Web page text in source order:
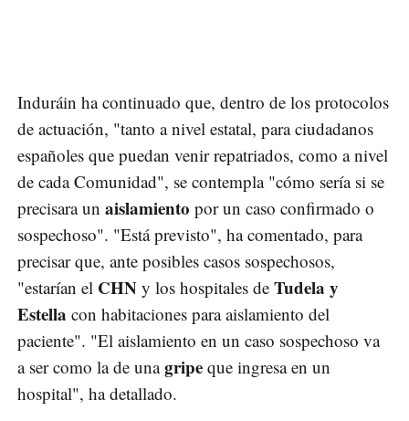
Induráin ha continuado que, dentro de los protocolos
de actuación, "tanto a nivel estatal, para ciudadanos
españoles que puedan venir repatriados, como a nivel
de cada Comunidad", se contempla "cómo sería si se
precisara un aislamiento por un caso confirmado o
sospechoso". "Está previsto", ha comentado, para
precisar que, ante posibles casos sospechosos,
"estarían el CHN y los hospitales de Tudela y
Estella con habitaciones para aislamiento del
paciente". "El aislamiento en un caso sospechoso va
a ser como la de unagripe que ingresa en un
hospital", ha detallado.